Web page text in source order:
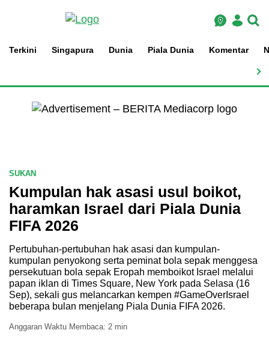
content
Log
Kongsi
Menu
Main navigation
Terkini Singapura Dunia Piala Dunia Komentar
SUKAN
Kumpulan hak asasi usul boikot,
haramkan Israel dari Piala Dunia
FIFA 2026
Pertubuhan-pertubuhan hak asasi dan kumpulan-
kumpulan penyokong serta peminat bola sepak menggesa
persekutuan bola sepak Eropah memboikot Israel melalui
papan iklan di Times Square, New York pada Selasa (16
Sep), sekali gus melancarkan kempen #GameOverIsrael
beberapa bulan menjelang Piala Dunia FIFA 2026.
Anggaran Waktu Membaca: 2 min
browser
longer
supported
We
it's
a
hassle
to
switch
browsers